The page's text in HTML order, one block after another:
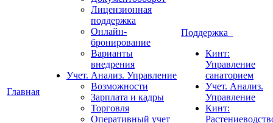
Главная
Лицензионная
поддержка
Онлайн-
бронирование
Варианты
внедрения
Учет. Анализ. Управление
Возможности
Зарплата и кадры
Торговля
Оперативный учет
Поддержка
Кинт:
Управление
санаторием
Учет. Анализ.
Управление
Кинт: